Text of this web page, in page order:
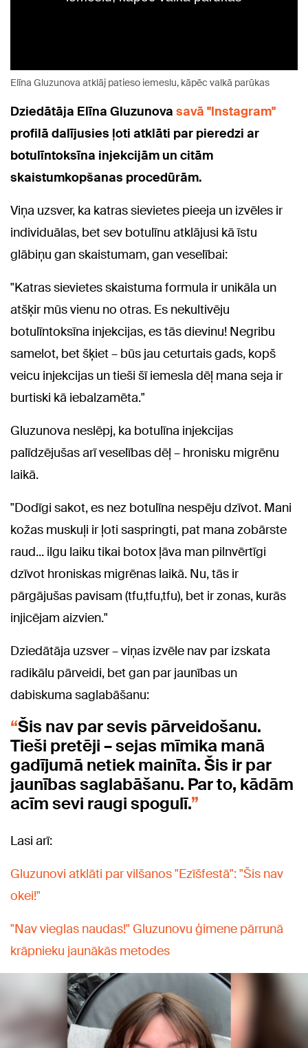
Elīna Gluzunova atklāj patieso iemeslu, kāpēc valkā parūkas
Dziedātāja Elīna Gluzunova savā "Instagram"
profilā dalījusies ļoti atklāti par pieredzi ar
botulīntoksīna injekcijām un citām
skaistumkopšanas procedūrām.
Viņa uzsver, ka katras sievietes pieeja un izvēles ir
individuālas, bet sev botulīnu atklājusi kā īstu
glābiņu gan skaistumam, gan veselībai:
"Katras sievietes skaistuma formula ir unikāla un
atšķir mūs vienu no otras. Es nekultivēju
botulīntoksīna injekcijas, es tās dievinu! Negribu
samelot, bet šķiet – būs jau ceturtais gads, kopš
veicu injekcijas un tieši šī iemesla dēļ mana seja ir
burtiski kā iebalzamēta."
Gluzunova neslēpj, ka botulīna injekcijas
palīdzējušas arī veselības dēļ – hronisku migrēnu
laikā.
"Dodīgi sakot, es nez botulīna nespēju dzīvot. Mani
kožas muskuļi ir ļoti saspringti, pat mana zobārste
raud... ilgu laiku tikai botox ļāva man pilnvērtīgi
dzīvot hroniskas migrēnas laikā. Nu, tās ir
pārgājušas pavisam (tfu,tfu,tfu), bet ir zonas, kurās
injicējam aizvien."
Dziedātāja uzsver – viņas izvēle nav par izskata
radikālu pārveidi, bet gan par jaunības un
dabiskuma saglabāšanu:
Šis nav par sevis pārveidošanu.
Tieši pretēji – sejas mīmika manā
gadījumā netiek mainīta. Šis ir par
jaunības saglabāšanu. Par to, kādām
acīm sevi raugi spogulī.
Lasi arī:
Gluzunovi atklāti par vilšanos "Ezīšfestā": "Šis nav
okei!"
"Nav vieglas naudas!" Gluzunovu ģimene pārrunā
krāpnieku jaunākās metodes